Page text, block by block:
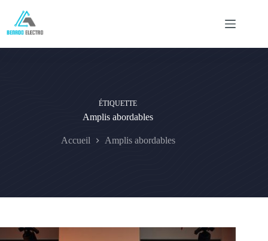
contenu
ÉTIQUETTE
Amplis abordables
Accueil Amplis abordables